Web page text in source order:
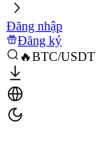
Đăng nhập
Đăng ký
🔥BTC/USDT